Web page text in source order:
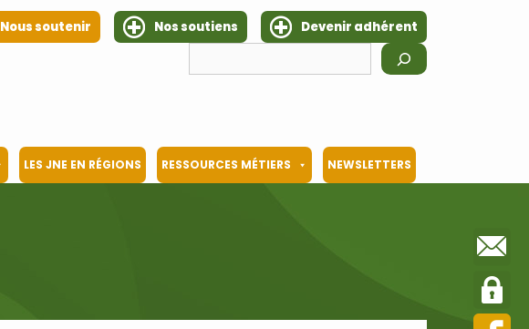
Nous soutenir Nos soutiens
Devenir adhérent
LES JNE EN RÉGIONS RESSOURCES MÉTIERS NEWSLETTERS